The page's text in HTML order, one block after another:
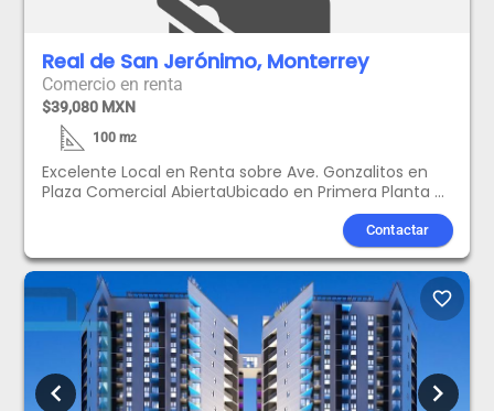
Real de San Jerónimo, Monterrey
Comercio en renta
$39,080 MXN
100m2
Excelente Local en Renta sobre Ave. Gonzalitos en
Plaza Comercial AbiertaUbicado en Primera Planta a
lado del Elevador.Cuenta con:RecepciónCocinaDos
oficinas PrivadasArea de trabajo comúnTres cajones
de estacionamientoSinkConsumo de AguaAreas
ComunesEquipo de Aire AcondicionadoSeguridad
24hrsElevadorPrecio MAS IVA***Contrato mínimo por
dos años
Contactar
favorite_border
chevron_left chevron_right